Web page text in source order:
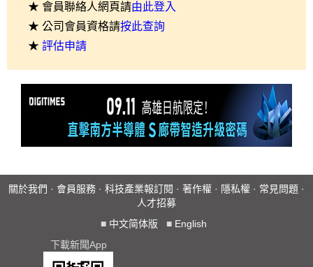
★ 會員聯絡人網頁請由此登入
★ 公司會員資格請按此查詢
★ 評估申請
關於我們 · 會員服務 · 科技產業報訂閱 · 著作權 · 隱私權 · 常見問題 ·
人才招募
■ 中文简体版 ■ English
下載新聞App